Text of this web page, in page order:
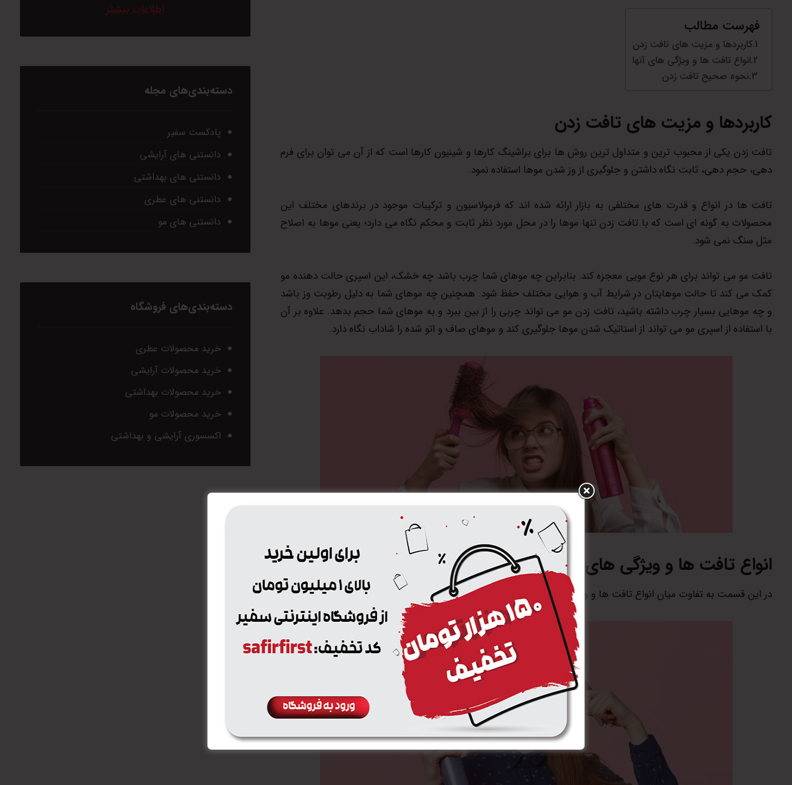
فهرست مطالب
کاربردها و مزیت های تافت زدن
انواع تافت ها و ویژگی های آنها
نحوه صحیح تافت زدن
کاربردها و مزیت های تافت زدن
تافت زدن یکی از محبوب ترین و متداول ترین روش ها برای براشینگ کارها و شینیون کارها است که از آن می توان برای فرم
دهی، حجم دهی، ثابت نگاه داشتن و جلوگیری از وز شدن موها استفاده نمود.
تافت ها در انواع و قدرت های مختلفی به بازار ارائه شده اند که فرمولاسیون و ترکیبات موجود در برندهای مختلف این
محصولات به گونه ای است که با تافت زدن تنها موها را در محل مورد نظر ثابت و محکم نگاه می دارد؛ یعنی موها به اصلاح
مثل سنگ نمی شود.
تافت مو می تواند برای هر نوع مویی معجزه کند. بنابراین چه موهای شما چرب باشد چه خشک، این اسپری حالت دهنده مو
کمک می کند تا حالت موهایتان در شرایط آب و هوایی مختلف حفظ شود. همچنین چه موهای شما به دلیل رطوبت وز باشد
و چه موهایی بسیار چرب داشته باشید، تافت زدن مو می تواند چربی را از بین ببرد و به موهای شما حجم بدهد. علاوه بر آن
با استفاده از اسپری مو می تواند از استاتیک شدن موها جلوگیری کند و موهای صاف و اتو شده را شاداب نگاه دارد.
انواع تافت ها و ویژگی های آنها
در این قسمت به تفاوت میان انواع تافت ها و ویژگی های آنها می پردازیم.
اطلاعات بیشتر
دسته‌بندی‌های مجله
پادکست سفیر
دانستنی های آرایشی
دانستنی های بهداشتی
دانستنی های عطری
دانستنی های مو
دسته‌بندی‌های فروشگاه
خرید محصولات عطری
خرید محصولات آرایشی
خرید محصولات بهداشتی
خرید محصولات مو
اکسسوری آرایشی و بهداشتی